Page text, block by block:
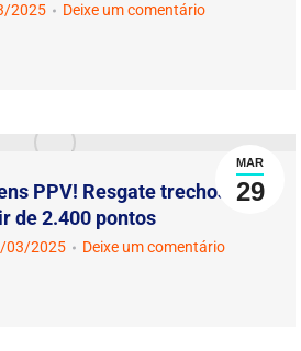
2025 Deixe um comentário
MAR
29
PPV! Resgate trechos
de 2.400 pontos
03/2025 Deixe um comentário